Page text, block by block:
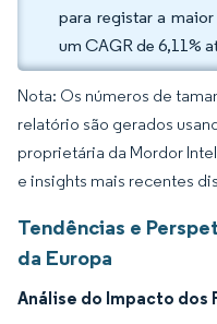
para registar a
um CAGR de 6,11%
Nota: Os números de
relatório são gerados
proprietária da Mordor
e insights mais recentes
Tendências e
da Europa
Análise do Impacto dos